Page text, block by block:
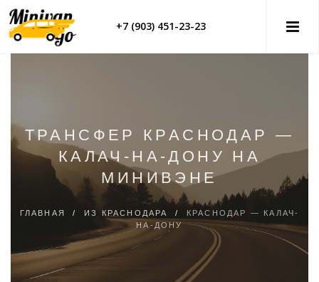
+7 (903) 451-23-23
ТРАНСФЕР КРАСНОДАР —
КАЛАЧ-НА-ДОНУ НА
МИНИВЭНЕ
ГЛАВНАЯ / ИЗ КРАСНОДАРА /
КРАСНОДАР — КАЛАЧ-
НА-ДОНУ